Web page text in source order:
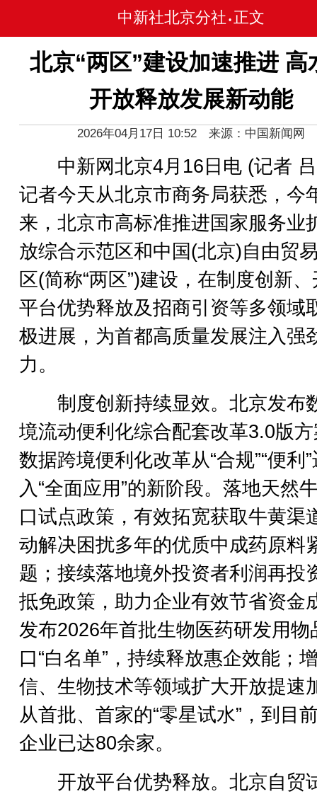
中新社北京分社 • 正文
北京“两区”建设加速推进 高
开放释放发展新动能
2026年04月17日 10:52 来源：中国新闻网
中新网北京4月16日电 (记者
记者今天从北京市商务局获悉，今
来，北京市高标准推进国家服务业
放综合示范区和中国(北京)自由贸
区(简称“两区”)建设，在制度创新
平台优势释放及招商引资等多领域
极进展，为首都高质量发展注入强
力。
制度创新持续显效。北京发布
境流动便利化综合配套改革3.0版
数据跨境便利化改革从“合规”“便利
入“全面应用”的新阶段。落地天然
口试点政策，有效拓宽获取牛黄渠
动解决困扰多年的优质中成药原料
题；接续落地境外投资者利润再投
抵免政策，助力企业有效节省资金
发布2026年首批生物医药研发用物
口“白名单”，持续释放惠企效能；
信、生物技术等领域扩大开放提速
从首批、首家的“零星试水”，到目
企业已达80余家。
开放平台优势释放。北京自贸